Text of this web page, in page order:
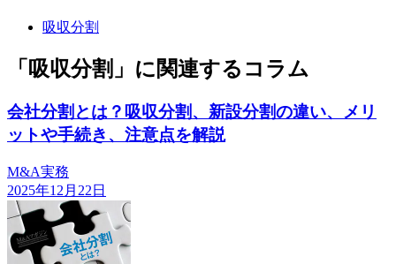
吸収分割
「吸収分割」に関連するコラム
会社分割とは？吸収分割、新設分割の違い、メリ
ットや手続き、注意点を解説
M&A実務
2025年12月22日